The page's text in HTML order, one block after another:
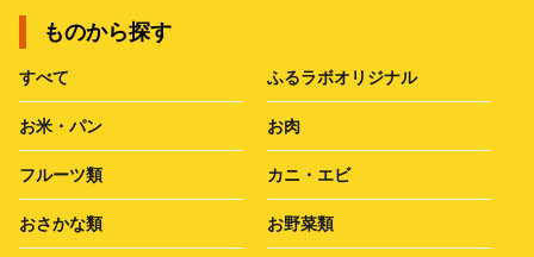
ものから探す
すべて ふるラボオリジナル
お米・パン お肉
フルーツ類 カニ・エビ
おさかな類 お野菜類